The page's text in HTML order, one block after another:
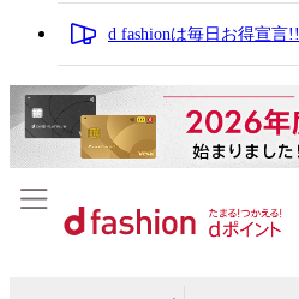
d fashionは毎日お得宣言!!